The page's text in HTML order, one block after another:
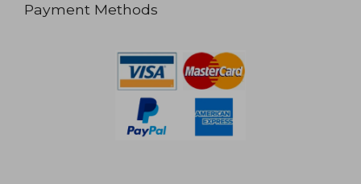
Payment Methods